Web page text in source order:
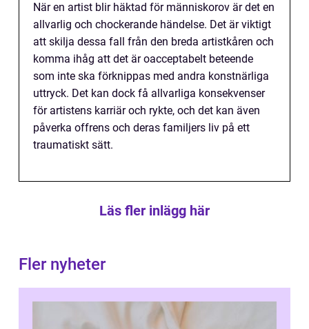
När en artist blir häktad för människorov är det en
allvarlig och chockerande händelse. Det är viktigt
att skilja dessa fall från den breda artistkåren och
komma ihåg att det är oacceptabelt beteende
som inte ska förknippas med andra konstnärliga
uttryck. Det kan dock få allvarliga konsekvenser
för artistens karriär och rykte, och det kan även
påverka offrens och deras familjers liv på ett
traumatiskt sätt.
Läs fler inlägg här
Fler nyheter